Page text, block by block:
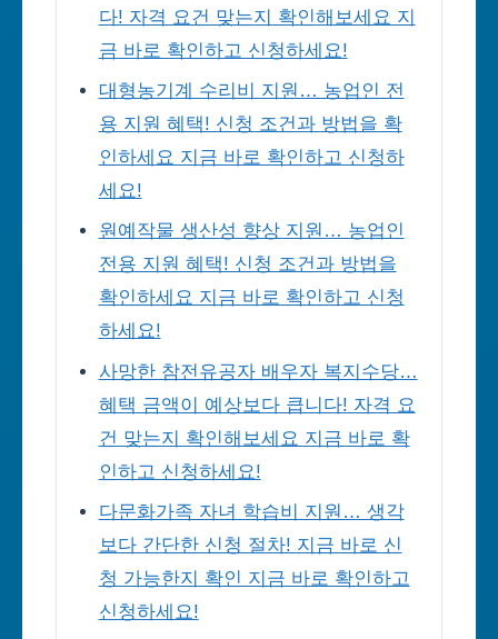
다! 자격 요건 맞는지 확인해보세요 지
금 바로 확인하고 신청하세요!
대형농기계 수리비 지원… 농업인 전
용 지원 혜택! 신청 조건과 방법을 확
인하세요 지금 바로 확인하고 신청하
세요!
원예작물 생산성 향상 지원… 농업인
전용 지원 혜택! 신청 조건과 방법을
확인하세요 지금 바로 확인하고 신청
하세요!
사망한 참전유공자 배우자 복지수당…
혜택 금액이 예상보다 큽니다! 자격 요
건 맞는지 확인해보세요 지금 바로 확
인하고 신청하세요!
다문화가족 자녀 학습비 지원… 생각
보다 간단한 신청 절차! 지금 바로 신
청 가능한지 확인 지금 바로 확인하고
신청하세요!